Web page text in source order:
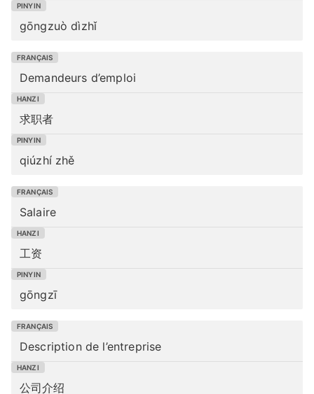
gōngzuò dìzhǐ
Demandeurs d’emploi
求职者
qiúzhí zhě
Salaire
工资
gōngzī
Description de l’entreprise
公司介绍